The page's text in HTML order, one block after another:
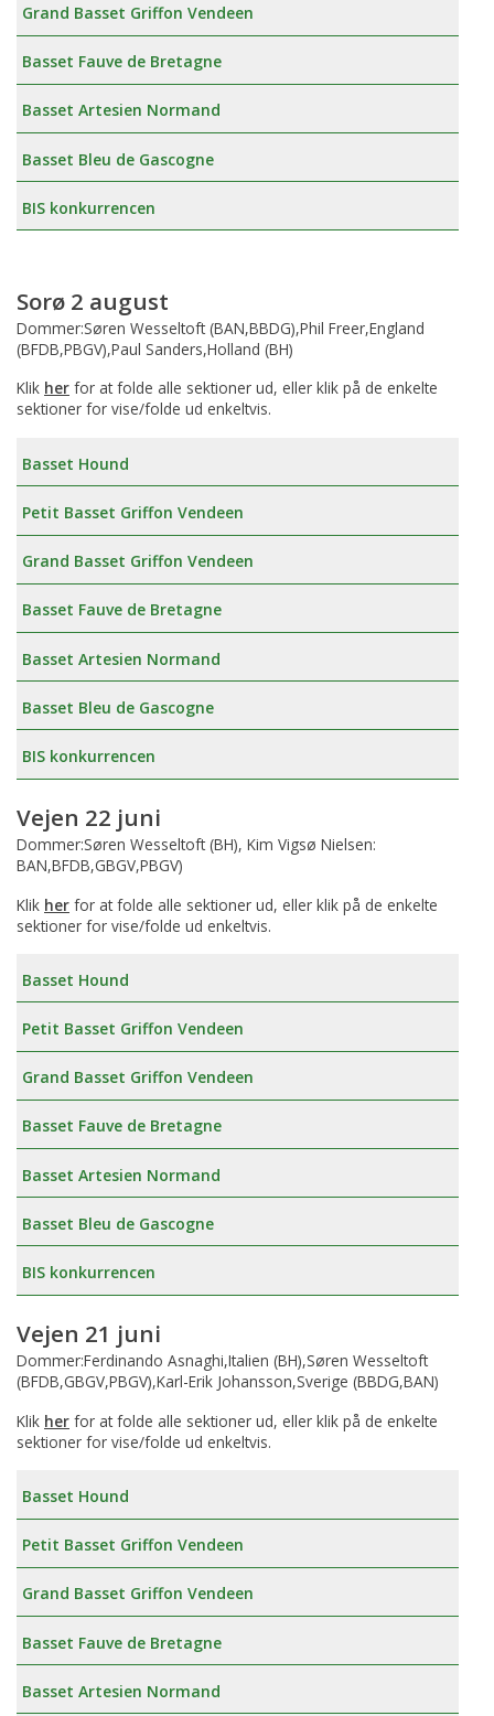
Grand Basset Griffon Vendeen
Basset Fauve de Bretagne
Basset Artesien Normand
Basset Bleu de Gascogne
BIS konkurrencen
Sorø 2 august
Dommer:Søren Wesseltoft (BAN,BBDG),Phil Freer,England
(BFDB,PBGV),Paul Sanders,Holland (BH)
Klik her for at folde alle sektioner ud, eller klik på de enkelte
sektioner for vise/folde ud enkeltvis.
Basset Hound
Petit Basset Griffon Vendeen
Grand Basset Griffon Vendeen
Basset Fauve de Bretagne
Basset Artesien Normand
Basset Bleu de Gascogne
BIS konkurrencen
Vejen 22 juni
Dommer:Søren Wesseltoft (BH), Kim Vigsø Nielsen:
BAN,BFDB,GBGV,PBGV)
Klik her for at folde alle sektioner ud, eller klik på de enkelte
sektioner for vise/folde ud enkeltvis.
Basset Hound
Petit Basset Griffon Vendeen
Grand Basset Griffon Vendeen
Basset Fauve de Bretagne
Basset Artesien Normand
Basset Bleu de Gascogne
BIS konkurrencen
Vejen 21 juni
Dommer:Ferdinando Asnaghi,Italien (BH),Søren Wesseltoft
(BFDB,GBGV,PBGV),Karl-Erik Johansson,Sverige (BBDG,BAN)
Klik her for at folde alle sektioner ud, eller klik på de enkelte
sektioner for vise/folde ud enkeltvis.
Basset Hound
Petit Basset Griffon Vendeen
Grand Basset Griffon Vendeen
Basset Fauve de Bretagne
Basset Artesien Normand